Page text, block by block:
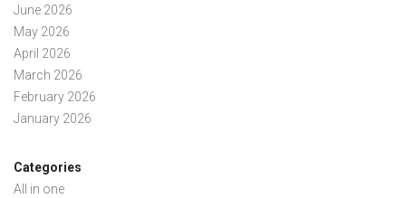
June 2026
May 2026
April 2026
March 2026
February 2026
January 2026
Categories
All in one